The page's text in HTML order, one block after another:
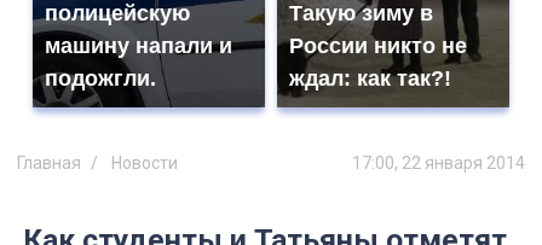
полицейскую
машину напали и
подожгли.
Такую зиму в
России никто не
ждал: как так?!
Главная Новости 17:00, 22 января 2014